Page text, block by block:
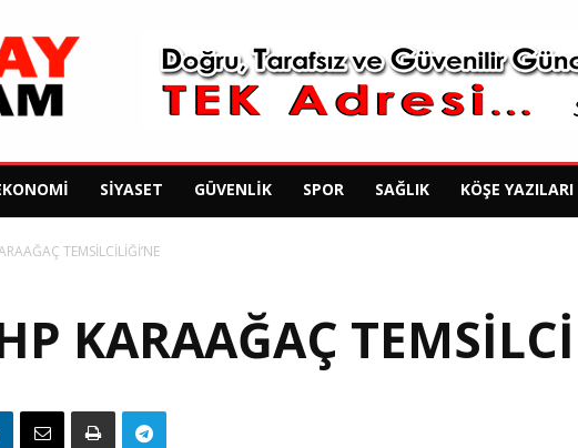
SIYASET GÜVENLIK SPOR SAĞLIK KÖŞE YAZILARI
TEMSİLCİLİĞİ’NE
KARAAĞAÇ